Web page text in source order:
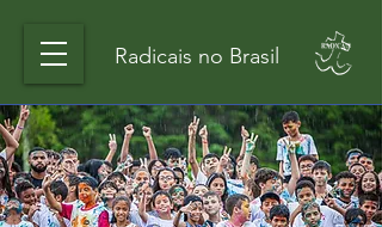
Radicais no Brasil